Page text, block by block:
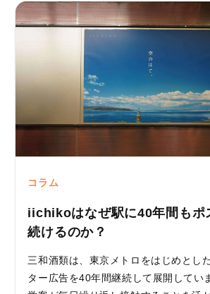
コラム
iichikoはなぜ駅に40年間もポ
続けるのか？
三和酒類は、東京メトロをはじめとし
ター広告を40年間継続して展開してい